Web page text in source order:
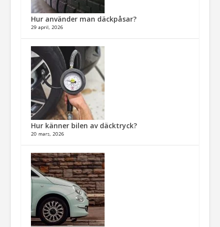
Hur använder man däckpåsar?
29 april, 2026
Hur känner bilen av däcktryck?
20 mars, 2026